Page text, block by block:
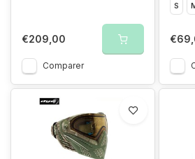
€209,00
Comparer
S